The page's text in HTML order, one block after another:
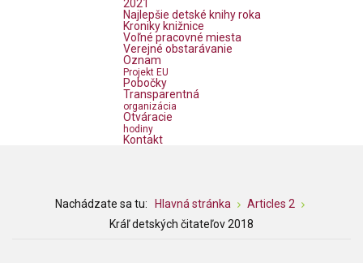
2021
Najlepšie detské knihy roka
Kroniky knižnice
Voľné pracovné miesta
Verejné obstarávanie
Oznam
Projekt EU
Pobočky
Transparentná
organizácia
Otváracie
hodiny
Kontakt
Nachádzate sa tu: Hlavná stránka
Articles 2
Kráľ detských čitateľov 2018